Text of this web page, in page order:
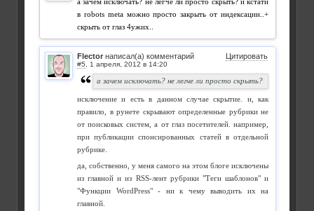
в robots meta можно просто закрыть от индексации..+
скрыть от глаз 4ужих..
Flector написал(а) комментарий Цитировать
#5
а зачем исключать? не легче ли просто скрыть?
исключение и есть в данном случае скрытие. и, как
правило, в рунете скрывают определенные рубрики не
от поисковых систем, а от глаз посетителей. например,
при публикации спонсированных статей в отдельной
рубрике.
да, собственно, у меня самого на этом блоге исключены
из главной и из RSS-лент рубрики "Теги шаблонов" и
"Функции WordPress" - ни к чему выводить их на
главной.